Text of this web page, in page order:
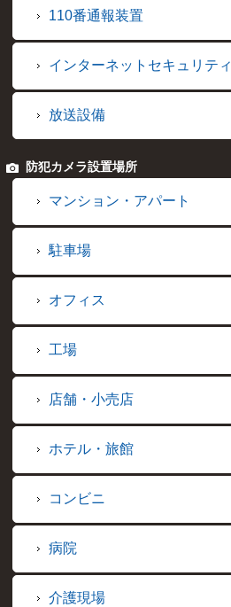
110番通報装置
インターネットセキュリティ
放送設備
防犯カメラ設置場所
マンション・アパート
駐車場
オフィス
工場
店舗・小売店
ホテル・旅館
コンビニ
病院
介護現場